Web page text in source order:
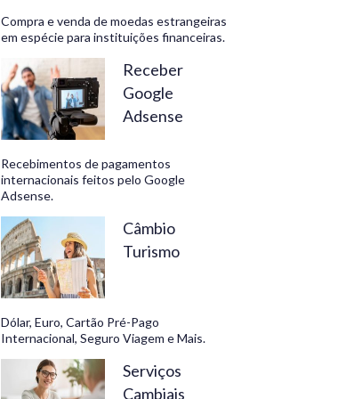
Compra e venda de moedas estrangeiras
em espécie para instituições financeiras.
Receber
Google
Adsense
Recebimentos de pagamentos
internacionais feitos pelo Google
Adsense.
Câmbio
Turismo
Dólar, Euro, Cartão Pré-Pago
Internacional, Seguro Viagem e Mais.
Serviços
Cambiais